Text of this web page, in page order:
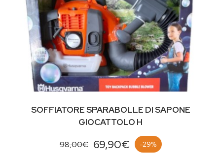
SOFFIATORE SPARABOLLE DI SAPONE
GIOCATTOLO H
98,00€ 69,90€ -29%